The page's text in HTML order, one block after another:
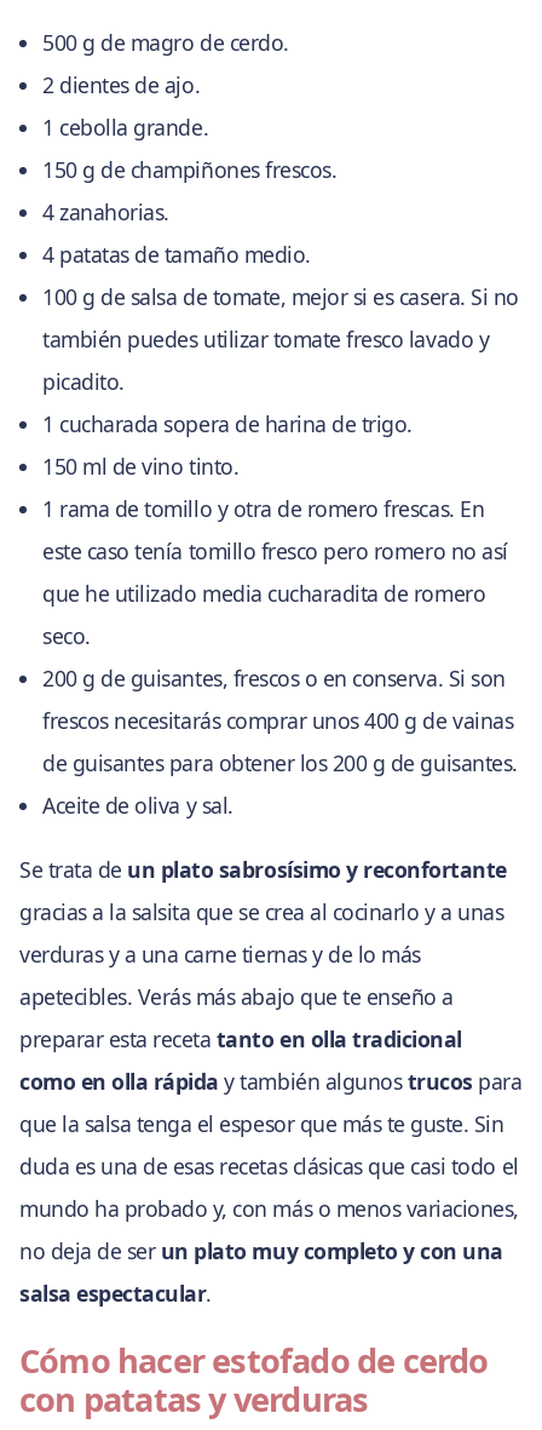
500 g de magro de cerdo.
2 dientes de ajo.
1 cebolla grande.
150 g de champiñones frescos.
4 zanahorias.
4 patatas de tamaño medio.
100 g de salsa de tomate, mejor si es casera. Si no
también puedes utilizar tomate fresco lavado y
picadito.
1 cucharada sopera de harina de trigo.
150 ml de vino tinto.
1 rama de tomillo y otra de romero frescas. En
este caso tenía tomillo fresco pero romero no así
que he utilizado media cucharadita de romero
seco.
200 g de guisantes, frescos o en conserva. Si son
frescos necesitarás comprar unos 400 g de vainas
de guisantes para obtener los 200 g de guisantes.
Aceite de oliva y sal.
Se trata de un plato sabrosísimo y reconfortante
gracias a la salsita que se crea al cocinarlo y a unas
verduras y a una carne tiernas y de lo más
apetecibles. Verás más abajo que te enseño a
preparar esta receta tanto en olla tradicional
como en olla rápida y también algunostrucos para
que la salsa tenga el espesor que más te guste. Sin
duda es una de esas recetas clásicas que casi todo el
mundo ha probado y, con más o menos variaciones,
no deja de ser un plato muy completo y con una
salsa espectacular.
Cómo hacer estofado de cerdo
con patatas y verduras